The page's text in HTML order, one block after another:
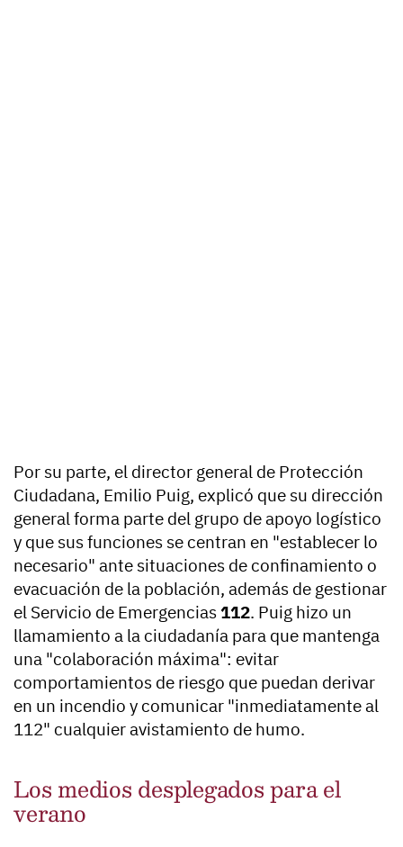
Por su parte, el director general de Protección
Ciudadana, Emilio Puig, explicó que su dirección
general forma parte del grupo de apoyo logístico
y que sus funciones se centran en "establecer lo
necesario" ante situaciones de confinamiento o
evacuación de la población, además de gestionar
el Servicio de Emergencias 112. Puig hizo un
llamamiento a la ciudadanía para que mantenga
una "colaboración máxima": evitar
comportamientos de riesgo que puedan derivar
en un incendio y comunicar "inmediatamente al
112" cualquier avistamiento de humo.
Los medios desplegados para el
verano